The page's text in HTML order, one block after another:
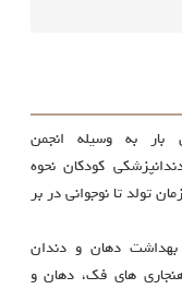
بار به وسیله انجمن
کودکان نحوه
تولد تا نوجوانی در بر
بهداشت دهان و دندان
های فک، دهان و